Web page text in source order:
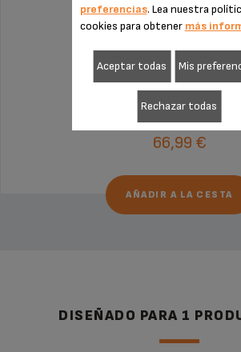
Sin factura ni sorpresas
66,99 €
AÑADIR A LA CESTA
DISEÑADO PARA 1
preferencias. Lea nuestra
cookies para obtener más
Aceptar todas Mis
Rechazar todas